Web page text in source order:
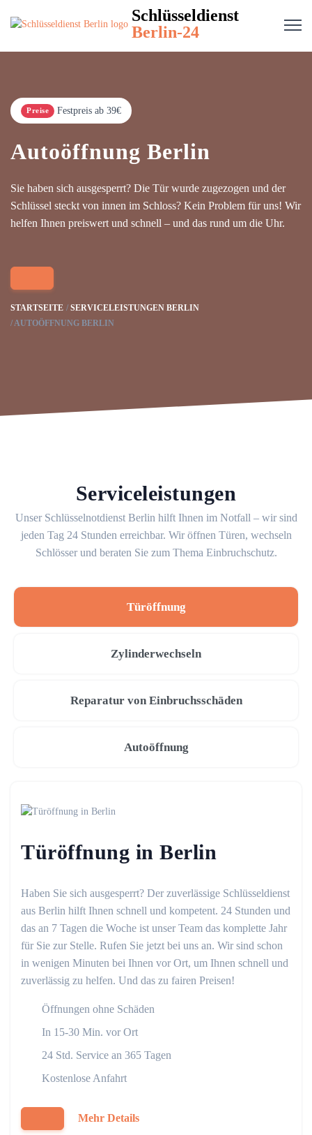
Schlüsseldienst
Berlin-24
Preise Festpreis ab 39€
Autoöffnung Berlin
Sie haben sich ausgesperrt? Die Tür wurde zugezogen und der
Schlüssel steckt von innen im Schloss? Kein Problem für uns! Wir
helfen Ihnen preiswert und schnell – und das rund um die Uhr.
STARTSEITE
SERVICELEISTUNGEN BERLIN
AUTOÖFFNUNG BERLIN
Serviceleistungen
Unser Schlüsselnotdienst Berlin hilft Ihnen im Notfall – wir sind
jeden Tag 24 Stunden erreichbar. Wir öffnen Türen, wechseln
Schlösser und beraten Sie zum Thema Einbruchschutz.
Türöffnung
Zylinderwechseln
Reparatur von Einbruchsschäden
Autoöffnung
Türöffnung in Berlin
Haben Sie sich ausgesperrt? Der zuverlässige Schlüsseldienst
aus Berlin hilft Ihnen schnell und kompetent. 24 Stunden und
das an 7 Tagen die Woche ist unser Team das komplette Jahr
für Sie zur Stelle. Rufen Sie jetzt bei uns an. Wir sind schon
in wenigen Minuten bei Ihnen vor Ort, um Ihnen schnell und
zuverlässig zu helfen. Und das zu fairen Preisen!
Öffnungen ohne Schäden
In 15-30 Min. vor Ort
24 Std. Service an 365 Tagen
Kostenlose Anfahrt
Mehr Details